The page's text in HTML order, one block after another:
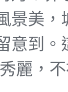
景美
意到
麗，